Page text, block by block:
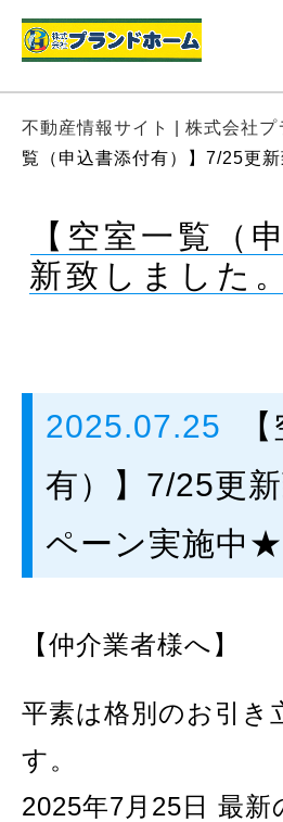
不動産情報サイト | 株式会社プ
覧（申込書添付有）】7/25更
【空室一覧（
新致しました
2025.07.25
有）】7/25更
ペーン実施中★
【仲介業者様へ】
平素は格別のお引き
2025年7月25日 最